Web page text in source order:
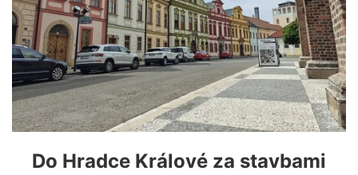
Do Hradce Králové za stavbami